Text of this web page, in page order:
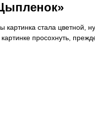
картинка стала цветной,
просохнуть,